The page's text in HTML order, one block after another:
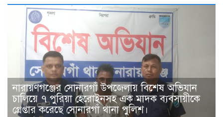
নারায়ণগঞ্জের সোনারগাঁ উপজেলায় বিশেষ অভিযান
চালিয়ে ৭ পুরিয়া হেরোইনসহ এক মাদক ব্যবসায়ীকে
গ্রেপ্তার করেছে সোনারগাঁ থানা পুলিশ।